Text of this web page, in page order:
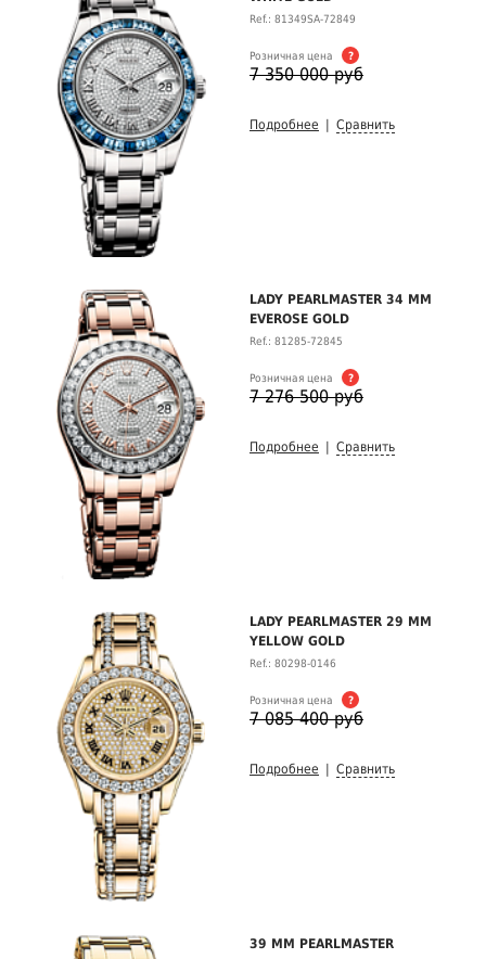
Ref.: 81349SA-72849
Розничная цена ?
7 350 000 руб
Подробнее Сравнить
LADY PEARLMASTER 34 MM
EVEROSE GOLD
Ref.: 81285-72845
Розничная цена ?
7 276 500 руб
Подробнее Сравнить
LADY PEARLMASTER 29 MM
YELLOW GOLD
Ref.: 80298-0146
Розничная цена ?
7 085 400 руб
Подробнее Сравнить
39 MM PEARLMASTER